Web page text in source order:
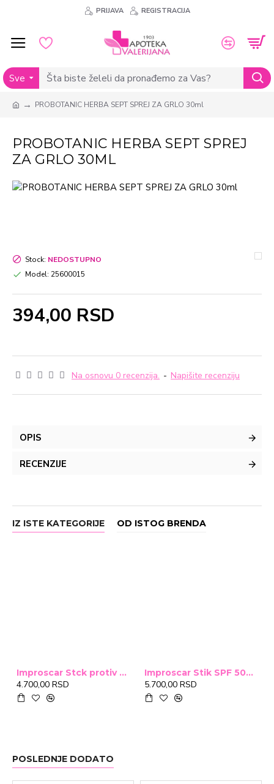
PRIJAVA REGISTRACIJA
Sve
PROBOTANIC HERBA SEPT SPREJ ZA GRLO 30ml
PROBOTANIC HERBA SEPT SPREJ
ZA GRLO 30ML
Na osnovu 0 recenzija. - Napišite recenziju
394,00 RSD
Stock: NEDOSTUPNO
Model: 25600015
OPIS
RECENZIJE
IZ ISTE KATEGORIJE OD ISTOG BRENDA
Improscar Stck protiv ožiljaka 4,6g
4.700,00 RSD
Improscar Stik SPF 50+ Conceal 6,9g (tonirani)
5.700,00 RSD
POSLEDNJE DODATO